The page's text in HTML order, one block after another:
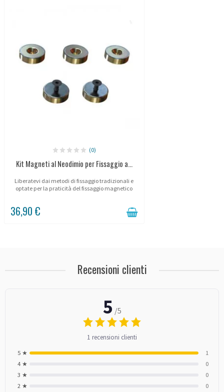
(0)
Kit Magneti al Neodimio per Fissaggio a...
Liberatevi dai metodi di fissaggio tradizionali e
optate per la praticità del fissaggio magnetico
36,90 €
Recensioni clienti
5 /5
1 recensioni clienti
5 ★
1
4 ★
0
3 ★
0
2 ★
0